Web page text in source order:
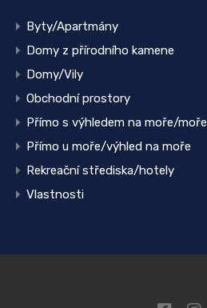
Byty/Apartmány
Domy z přírodního kamene
Domy/Vily
Obchodní prostory
Přímo s výhledem na moře/moře
Přímo u moře/výhled na moře
Rekreační střediska/hotely
Vlastnosti